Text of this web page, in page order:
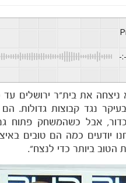
-
את בית"ר ירושלים
נגד קבוצות גדולות.
אבל כשהמשחק פתוח
כמה הם טובים
הטוב ביותר כדי לנצח".